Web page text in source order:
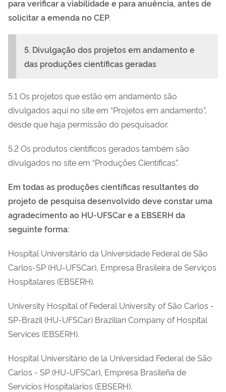
para verificar a viabilidade e para anuência, antes de
solicitar a emenda no CEP.
5. Divulgação dos projetos em andamento e
das produções científicas geradas
5.1 Os projetos que estão em andamento são
divulgados aqui no site em “Projetos em andamento”,
desde que haja permissão do pesquisador.
5.2 Os produtos científicos gerados também são
divulgados no site em “Produções Científicas”.
Em todas as produções científicas resultantes do
projeto de pesquisa desenvolvido deve constar uma
agradecimento ao HU-UFSCar e a EBSERH da
seguinte forma:
Hospital Universitário da Universidade Federal de São
Carlos-SP (HU-UFSCar), Empresa Brasileira de Serviços
Hospitalares (EBSERH).
University Hospital of Federal University of São Carlos -
SP-Brazil (HU-UFSCar) Brazilian Company of Hospital
Services (EBSERH).
Hospital Universitário de la Universidad Federal de São
Carlos - SP (HU-UFSCar), Empresa Brasileña de
Servicios Hospitalarios (EBSERH).